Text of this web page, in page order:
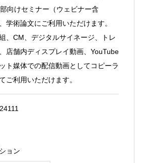
向けセミナー（ウェビナー含
学術論文にご利用いただけます。
、CM、デジタルサイネージ、トレ
店舗内ディスプレイ動画、YouTube
ト媒体での配信動画としてコピーラ
ご利用いただけます。
ョン